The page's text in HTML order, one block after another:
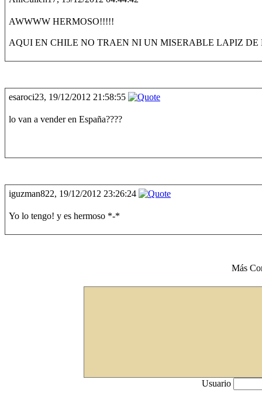
AWWWW HERMOSO!!!!!
AQUI EN CHILE NO TRAEN NI UN MISERABLE LAPIZ
esaroci23, 19/12/2012 21:58:55
lo van a vender en España????
iguzman822, 19/12/2012 23:26:24
Yo lo tengo! y es hermoso *-*
Más
Usuario